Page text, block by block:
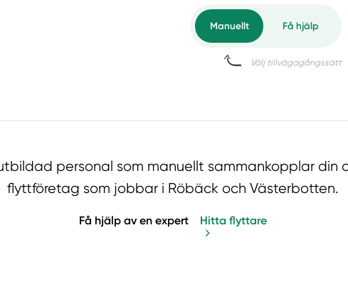
personal som manuellt sammankopplar din
flyttföretag som jobbar i Röbäck och Västerbotten.
Få hjälp av en expert Hitta flyttare